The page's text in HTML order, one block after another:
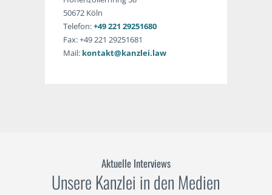
50672 Köln
Telefon:+49 221 29251680
Fax: +49 221 29251681
Mail: kontakt@kanzlei.law
Aktuelle Interviews
Unsere Kanzlei in den Medien